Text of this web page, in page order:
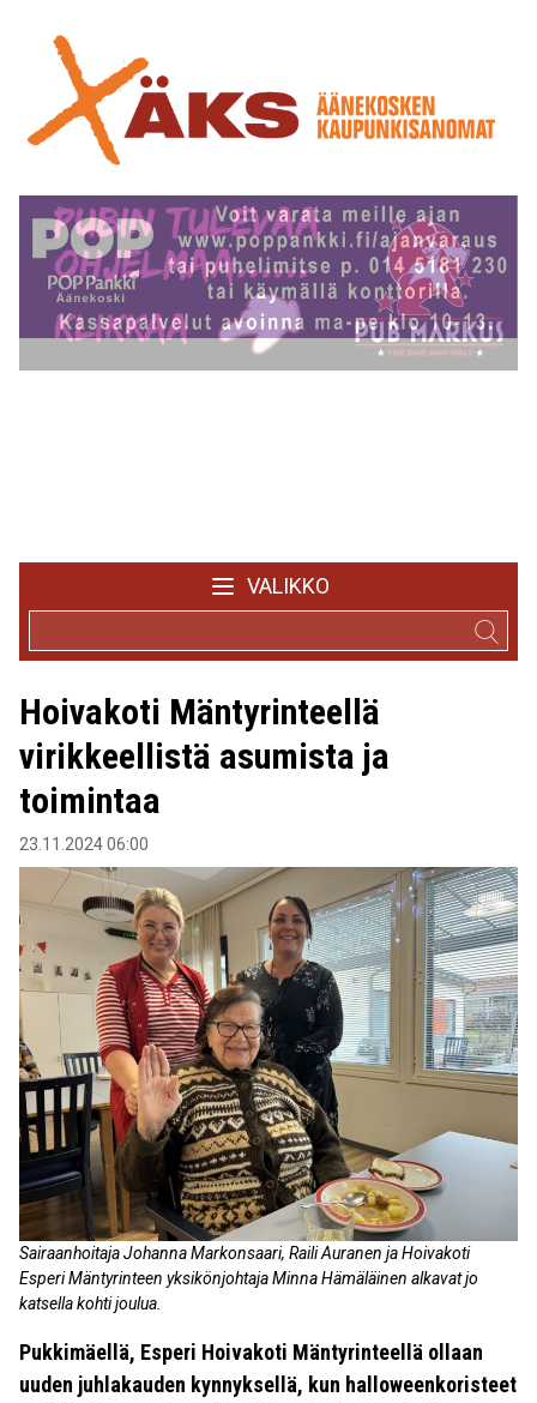
VALIKKO
Hoivakoti Mäntyrinteellä
virikkeellistä asumista ja
toimintaa
23.11.2024 06:00
Sairaanhoitaja Johanna Markonsaari, Raili Auranen ja Hoivakoti
Esperi Mäntyrinteen yksikönjohtaja Minna Hämäläinen alkavat jo
katsella kohti joulua.
Pukkimäellä, Esperi Hoivakoti Mäntyrinteellä ollaan
uuden juhlakauden kynnyksellä, kun halloweenkoristeet